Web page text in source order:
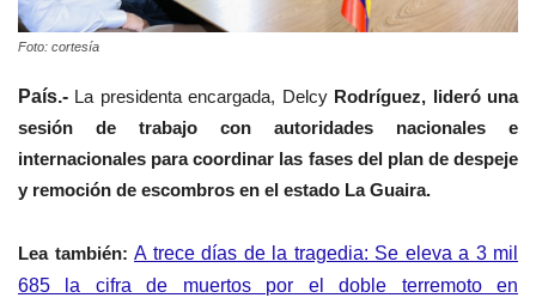
Foto: cortesía
País.- La presidenta encargada, Delcy Rodríguez, lideró una
sesión de trabajo con autoridades nacionales e
internacionales para coordinar las fases del plan de despeje
y remoción de escombros en el estado La Guaira.
Lea también: A trece días de la tragedia: Se eleva a 3 mil
685 la cifra de muertos por el doble terremoto en